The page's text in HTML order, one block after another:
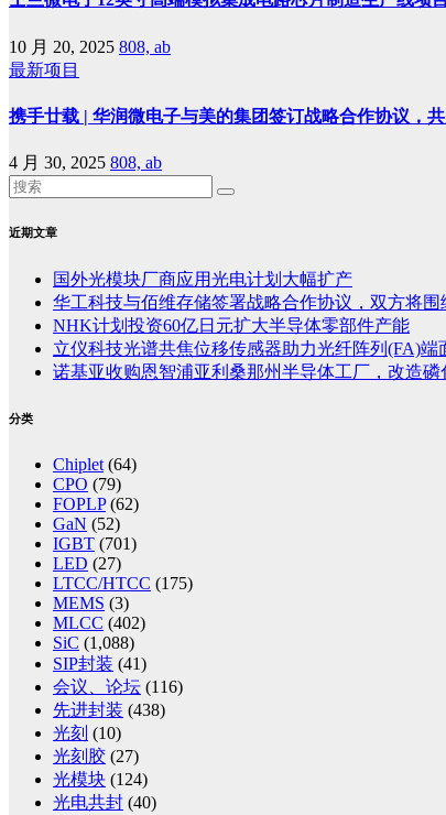
10 月 20, 2025 808, ab
最新项目
携手廿载 | 华润微电子与美的集团签订战略合作协议，
4 月 30, 2025 808, ab
近期文章
国外光模块厂商应用光电计划大幅扩产
华工科技与佰维存储签署战略合作协议，双方将
NHK计划投资60亿日元扩大半导体零部件产能
立仪科技光谱共焦位移传感器助力光纤阵列(FA)端
诺基亚收购恩智浦亚利桑那州半导体工厂，改造
分类
Chiplet (64)
CPO (79)
FOPLP(62)
GaN (52)
IGBT (701)
LED (27)
LTCC/HTCC (175)
MEMS (3)
MLCC (402)
SiC (1,088)
SIP封装 (41)
会议、论坛 (116)
先进封装 (438)
光刻 (10)
光刻胶 (27)
光模块 (124)
光电共封 (40)